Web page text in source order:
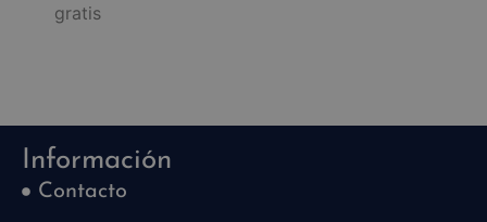
gratis
Información
Contacto